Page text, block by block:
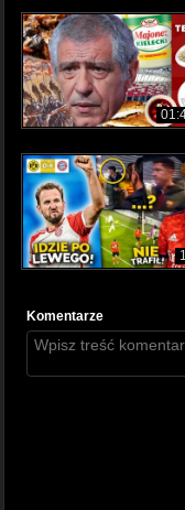
Komentarze